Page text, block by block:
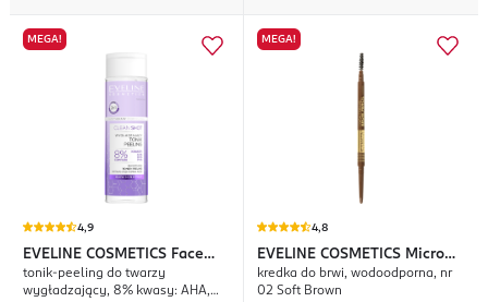
MEGA!
4,9
EVELINE COSMETICS Face
Therapy Professional Clean
tonik-peeling do twarzy
wygładzający, 8% kwasy: AHA,
MEGA!
4,8
EVELINE COSMETICS Micro
Precise
kredka do brwi, wodoodporna, nr
02 Soft Brown